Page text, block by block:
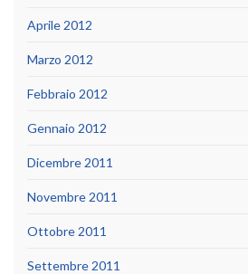
Aprile 2012
Marzo 2012
Febbraio 2012
Gennaio 2012
Dicembre 2011
Novembre 2011
Ottobre 2011
Settembre 2011